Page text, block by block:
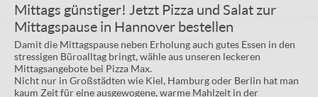
Mittags günstiger! Jetzt Pizza und Salat zur
Mittagspause in Hannover bestellen
Damit die Mittagspause neben Erholung auch gutes Essen in den
stressigen Büroalltag bringt, wähle aus unseren leckeren
Mittagsangebote bei Pizza Max.
Nicht nur in Großstädten wie Kiel, Hamburg oder Berlin hat man
kaum Zeit für eine ausgewogene, warme Mahlzeit in der